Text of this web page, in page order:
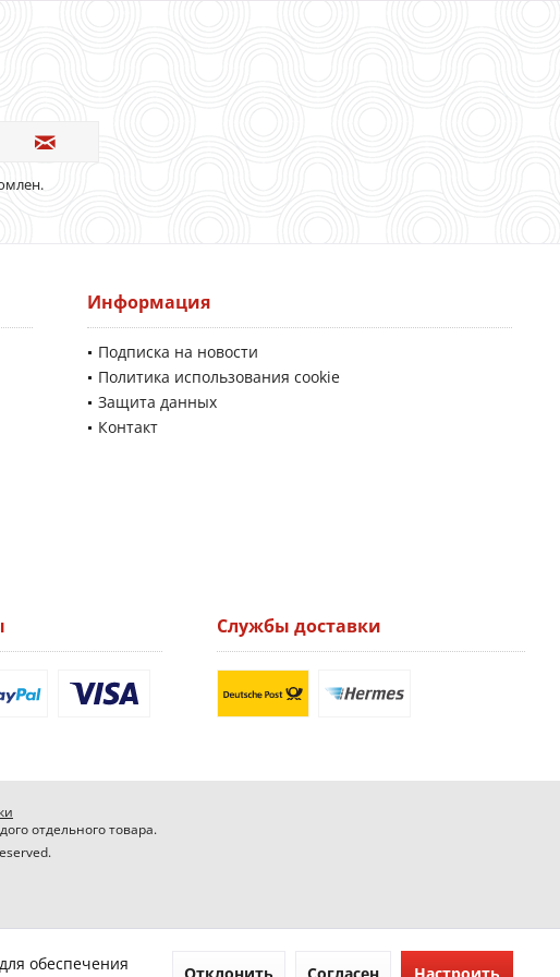
Информация
Подписка на новости
Политика использования cookie
Защита данных
Контакт
Службы доставки
отдельного товара.
обеспечения